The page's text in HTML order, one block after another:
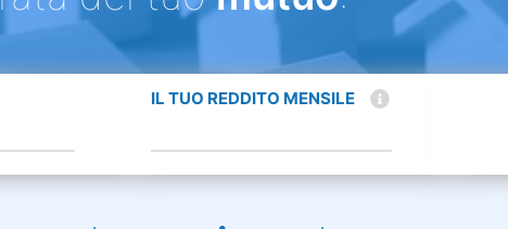
IL TUO REDDITO MENSILE